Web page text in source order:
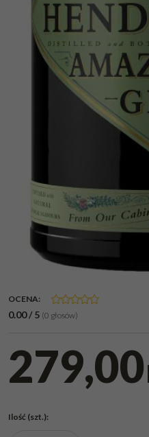
OCENA:
0.00/5 (0 głosów)
279,00
Ilość (szt.):